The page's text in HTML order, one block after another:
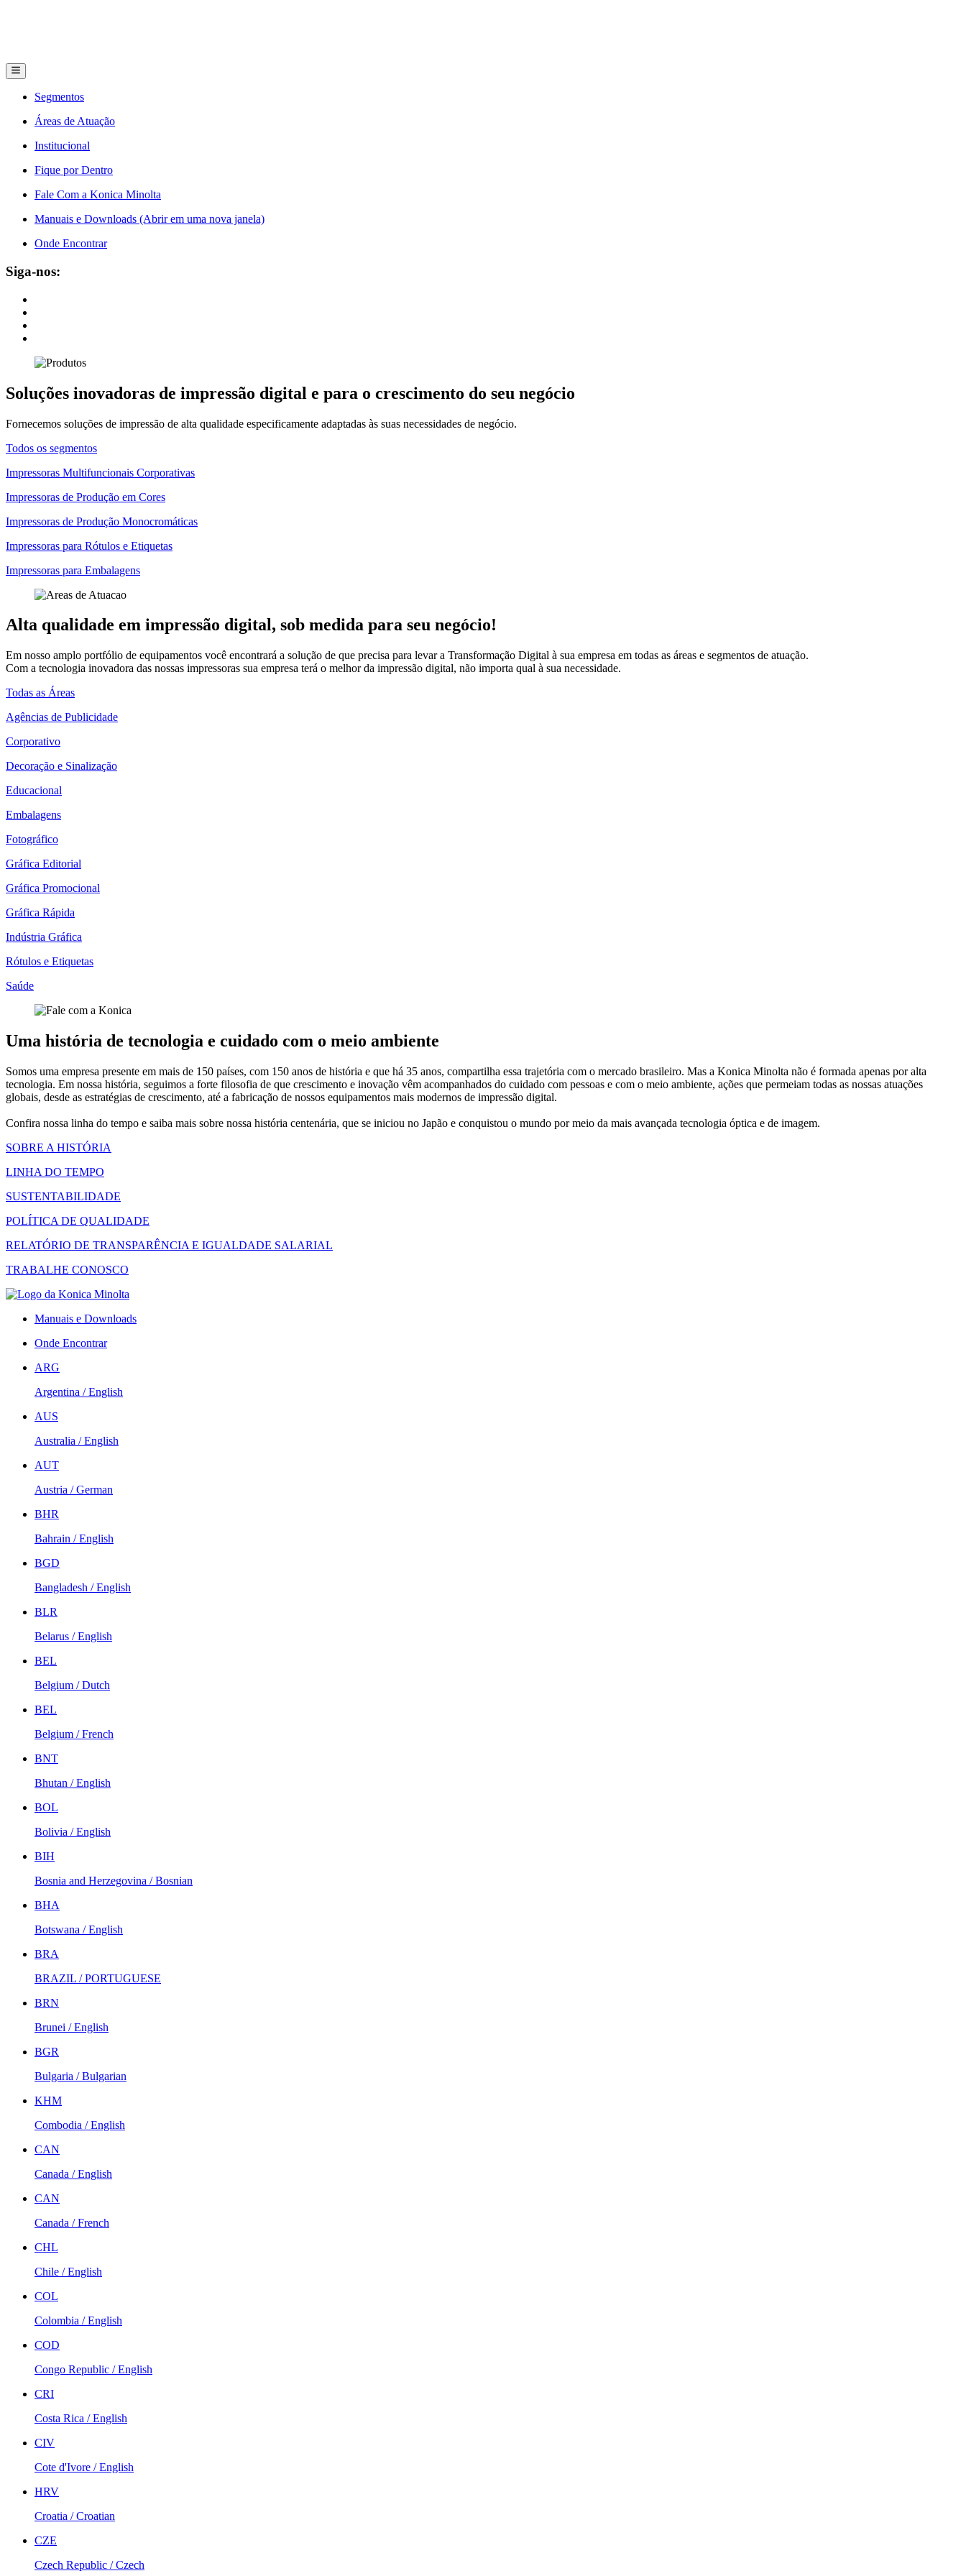
Segmentos
Áreas de Atuação
Institucional
Fique por Dentro
Fale Com a Konica Minolta
Manuais e Downloads (Abrir em uma nova janela)
Onde Encontrar
Siga-nos:
Soluções inovadoras de impressão digital e para o crescimento do seu negócio
Fornecemos soluções de impressão de alta qualidade especificamente adaptadas às suas necessidades de negócio.
Todos os segmentos
Impressoras Multifuncionais Corporativas
Impressoras de Produção em Cores
Impressoras de Produção Monocromáticas
Impressoras para Rótulos e Etiquetas
Impressoras para Embalagens
Alta qualidade em impressão digital, sob medida para seu negócio!
Em nosso amplo portfólio de equipamentos você encontrará a solução de que precisa para levar a Transformação Digital à sua empresa em todas as áreas e segmentos de atuação.
Com a tecnologia inovadora das nossas impressoras sua empresa terá o melhor da impressão digital, não importa qual à sua necessidade.
Todas as Áreas
Agências de Publicidade
Corporativo
Decoração e Sinalização
Educacional
Embalagens
Fotográfico
Gráfica Editorial
Gráfica Promocional
Gráfica Rápida
Indústria Gráfica
Rótulos e Etiquetas
Saúde
Uma história de tecnologia e cuidado com o meio ambiente
Somos uma empresa presente em mais de 150 países, com 150 anos de história e que há 35 anos, compartilha essa trajetória com o mercado brasileiro. Mas a Konica Minolta não é formada apenas por alta
tecnologia. Em nossa história, seguimos a forte filosofia de que crescimento e inovação vêm acompanhados do cuidado com pessoas e com o meio ambiente, ações que permeiam todas as nossas atuações
globais, desde as estratégias de crescimento, até a fabricação de nossos equipamentos mais modernos de impressão digital.
Confira nossa linha do tempo e saiba mais sobre nossa história centenária, que se iniciou no Japão e conquistou o mundo por meio da mais avançada tecnologia óptica e de imagem.
SOBRE A HISTÓRIA
LINHA DO TEMPO
SUSTENTABILIDADE
POLÍTICA DE QUALIDADE
RELATÓRIO DE TRANSPARÊNCIA E IGUALDADE SALARIAL
TRABALHE CONOSCO
Manuais e Downloads
Onde Encontrar
ARG
Argentina / English
AUS
Australia / English
AUT
Austria / German
BHR
Bahrain / English
BGD
Bangladesh / English
BLR
Belarus / English
BEL
Belgium / Dutch
BEL
Belgium / French
BNT
Bhutan / English
BOL
Bolivia / English
BIH
Bosnia and Herzegovina / Bosnian
BHA
Botswana / English
BRA
BRAZIL / PORTUGUESE
BRN
Brunei / English
BGR
Bulgaria / Bulgarian
KHM
Combodia / English
CAN
Canada / English
CAN
Canada / French
CHL
Chile / English
COL
Colombia / English
COD
Congo Republic / English
CRI
Costa Rica / English
CIV
Cote d'Ivore / English
HRV
Croatia / Croatian
CZE
Czech Republic / Czech